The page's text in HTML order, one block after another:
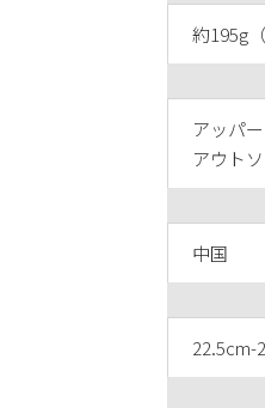
約195g
アッパ
アウト
中国
22.5cm-